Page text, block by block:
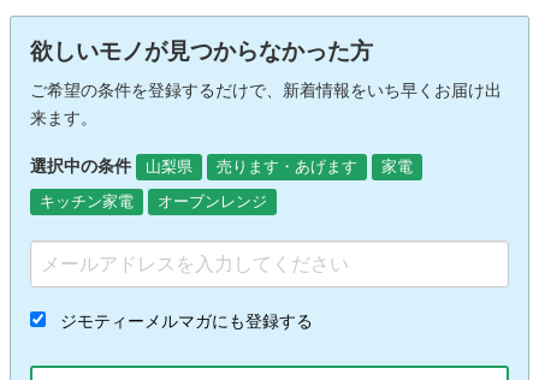
欲しいモノが見つからなかった方
ご希望の条件を登録するだけで、新着情報をいち早くお届け出
来ます。
選択中の条件 山梨県 売ります・あげます
家電
キッチン家電
オーブンレンジ
ジモティーメルマガにも登録する